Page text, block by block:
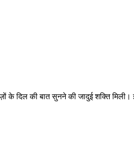
के दिल की बात सुनने की जादुई शक्ति